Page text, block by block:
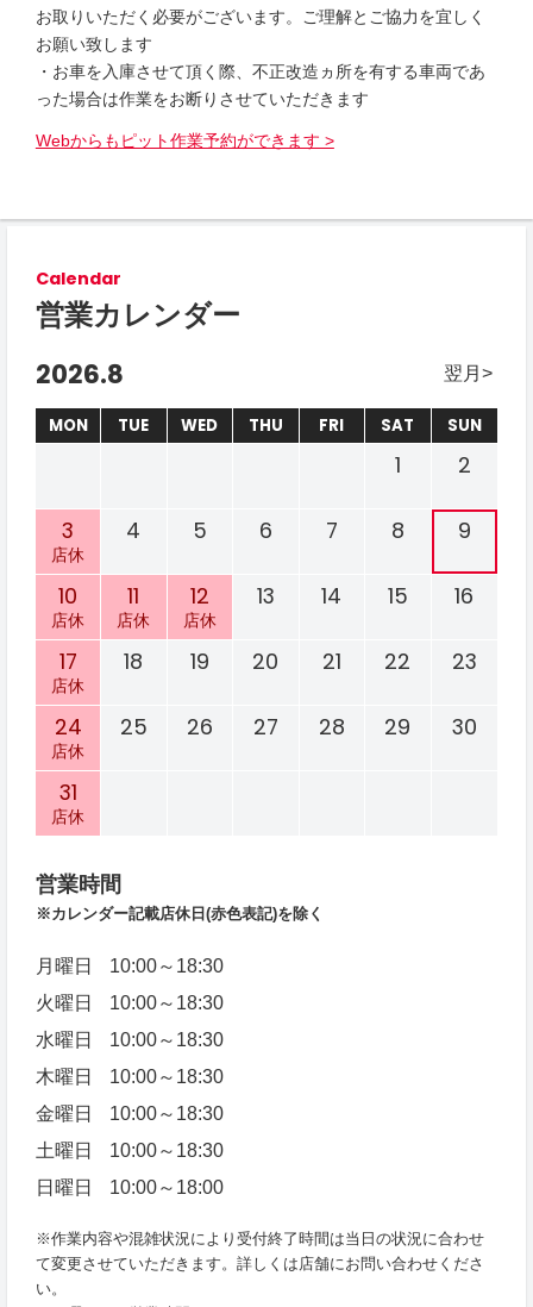
お取りいただく必要がございます。ご理解とご協力を宜しく
お願い致します
・お車を入庫させて頂く際、不正改造ヵ所を有する車両であ
った場合は作業をお断りさせていただきます
Webからもピット作業予約ができます >
Calendar
営業カレンダー
翌月
2026.8
MON TUE WED THU FRI SAT SUN
1 2
3
店休
4 5 6 7 8 9
10
店休
11
店休
12
店休
13 14 15 16
17
店休
18 19 20 21 22 23
24
店休
25 26 27 28 29 30
31
店休
営業時間
※カレンダー記載店休日(赤色表記)を除く
月曜日
10:00～18:30
火曜日
10:00～18:30
水曜日
10:00～18:30
木曜日
10:00～18:30
金曜日
10:00～18:30
土曜日
10:00～18:30
日曜日
10:00～18:00
※作業内容や混雑状況により受付終了時間は当日の状況に合わせ
て変更させていただきます。詳しくは店舗にお問い合わせくださ
い。